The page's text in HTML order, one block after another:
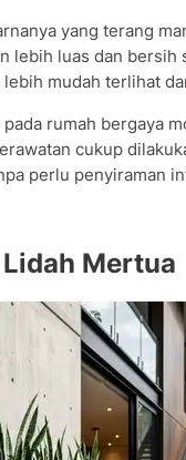
yang terang
lebih luas dan
mudah terlihat
rumah bergaya
cukup
perlu penyiraman
Mertua